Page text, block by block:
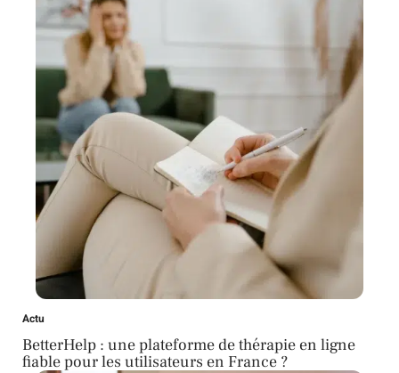
Actu
BetterHelp : une plateforme de thérapie en ligne
fiable pour les utilisateurs en France ?